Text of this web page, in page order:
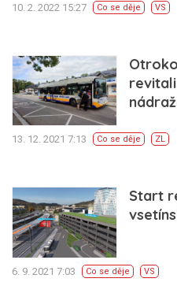
10. 2. 2022 15:27 Co se děje VS
13. 12. 2021 7:13 Co se děje ZL
Start
6. 9. 2021 7:03 Co se děje VS